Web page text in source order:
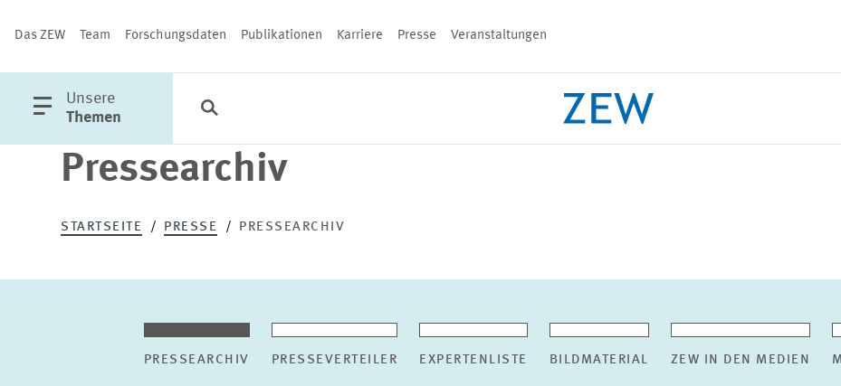
Das ZEW Team Forschungsdaten Publikationen Karriere Presse Veranstaltungen
öffne
Hauptmenü
Unsere
Themen
Kategorien
Schließen
Pressearchiv
STARTSEITE PRESSE PRESSEARCHIV
PRESSEARCHIV PRESSEVERTEILER EXPERTENLISTE BILDMATERIAL ZEW IN DEN MEDIEN